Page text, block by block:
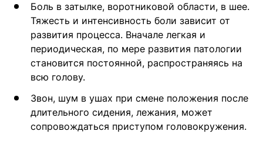
Боль в затылке, воротниковой области, в шее.
Тяжесть и интенсивность боли зависит от
развития процесса. Вначале легкая и
периодическая, по мере развития патологии
становится постоянной, распространяясь на
всю голову.
Звон, шум в ушах при смене положения после
длительного сидения, лежания, может
сопровождаться приступом головокружения.